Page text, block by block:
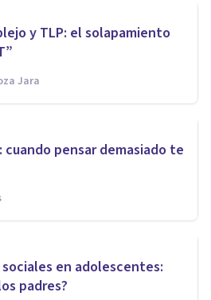
y TLP: el solapamiento
Jara
cuando pensar demasiado te
en adolescentes:
padres?